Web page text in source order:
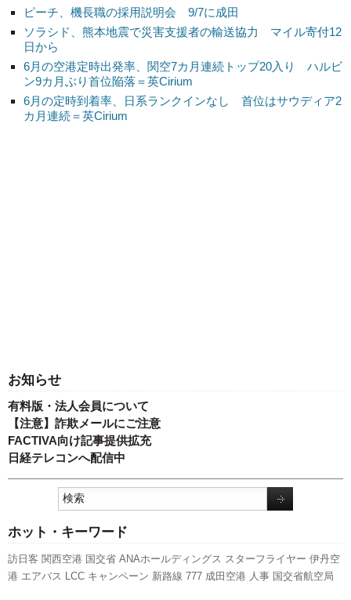
ピーチ、機長職の採用説明会 9/7に成田
ソラシド、熊本地震で災害支援者の輸送協力 マイル寄付12
日から
6月の空港定時出発率、関空7カ月連続トップ20入り ハルビ
ン9カ月ぶり首位陥落＝英Cirium
6月の定時到着率、日系ランクインなし 首位はサウディア2
カ月連続＝英Cirium
お知らせ
有料版・法人会員について
【注意】詐欺メールにご注意
FACTIVA向け記事提供拡充
日経テレコンへ配信中
ホット・キーワード
訪日客 関西空港 国交省 ANAホールディングス スターフライヤー 伊丹空
港 エアバス LCC キャンペーン 新路線 777 成田空港 人事 国交省航空局